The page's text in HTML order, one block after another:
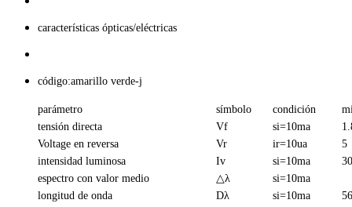
características ópticas/eléctricas
código:amarillo verde-j
parámetro símbolo condición
tensión directa
Vf si=10ma
Voltage en reversa
Vr ir=10ua
5
intensidad luminosa
Iv si=10ma
30
espectro con valor medio
△λ
si=10ma
longitud de onda
Dλ si=10ma